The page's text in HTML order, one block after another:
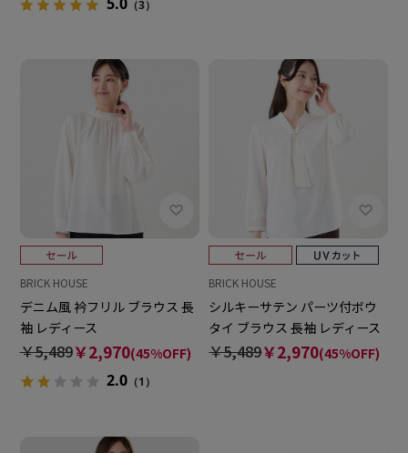
（3）
BRICK HOUSE
デニム風 衿フリル ブラウス 長
袖 レディース
￥5,489￥2,970(45%OFF)
2.0（1）
BRICK HOUSE
シルキーサテン パーツ付ボウ
タイ ブラウス 長袖 レディース
￥5,489￥2,970(45%OFF)